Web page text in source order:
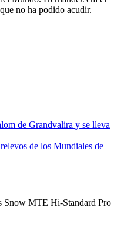
no ha podido acudir.
de Grandvalira y se lleva
de los Mundiales de